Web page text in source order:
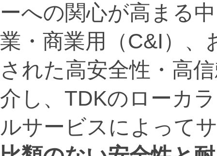
ーへの関心が高まる
業・商業用（C&I）、
された高安全性・高
介し、TDKのローカ
ルサービスによって